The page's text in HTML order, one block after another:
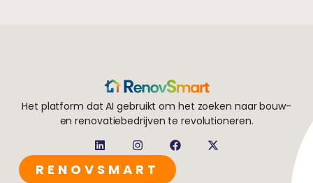
Het platform dat AI gebruikt om het zoeken naar bouw-
en renovatiebedrijven te revolutioneren.
RENOVSMART